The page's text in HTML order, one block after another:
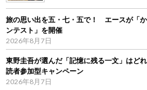
旅の思い出を五・七・五で！ エースが「
ンテスト」を開催
2026年8月7日
東野圭吾が選んだ「記憶に残る一文」はど
読者参加型キャンペーン
2026年8月7日